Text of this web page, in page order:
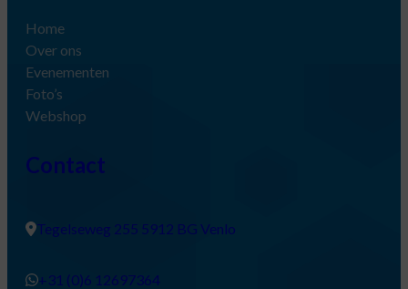
Home
Over ons
Evenementen
Foto’s
Webshop
Contact
Tegelseweg 255 5912 BG Venlo
+31 (0)6 12697364